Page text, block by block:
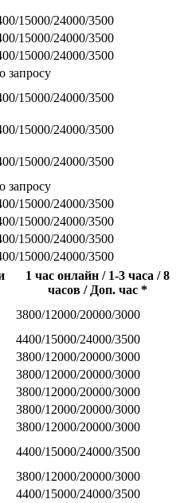
15000/24000/3500
15000/24000/3500
15000/24000/3500
запросу
15000/24000/3500
15000/24000/3500
15000/24000/3500
запросу
15000/24000/3500
15000/24000/3500
15000/24000/3500
15000/24000/3500
1 час онлайн / 1-3 часа / 8
часов / Доп. час *
3800/12000/20000/3000
4400/15000/24000/3500
3800/12000/20000/3000
3800/12000/20000/3000
3800/12000/20000/3000
3800/12000/20000/3000
3800/12000/20000/3000
4400/15000/24000/3500
3800/12000/20000/3000
4400/15000/24000/3500